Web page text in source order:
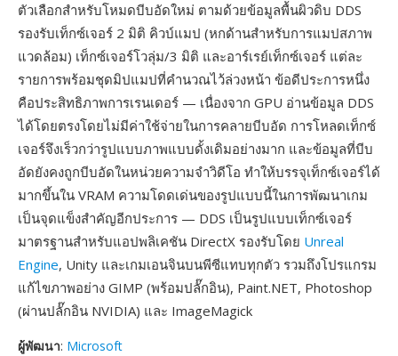
ตัวเลือกสำหรับโหมดบีบอัดใหม่ ตามด้วยข้อมูลพื้นผิวดิบ DDS
รองรับเท็กซ์เจอร์ 2 มิติ คิวบ์แมป (หกด้านสำหรับการแมปสภาพ
แวดล้อม) เท็กซ์เจอร์โวลุ่ม/3 มิติ และอาร์เรย์เท็กซ์เจอร์ แต่ละ
รายการพร้อมชุดมิปแมปที่คำนวณไว้ล่วงหน้า ข้อดีประการหนึ่ง
คือประสิทธิภาพการเรนเดอร์ — เนื่องจาก GPU อ่านข้อมูล DDS
ได้โดยตรงโดยไม่มีค่าใช้จ่ายในการคลายบีบอัด การโหลดเท็กซ์
เจอร์จึงเร็วกว่ารูปแบบภาพแบบดั้งเดิมอย่างมาก และข้อมูลที่บีบ
อัดยังคงถูกบีบอัดในหน่วยความจำวิดีโอ ทำให้บรรจุเท็กซ์เจอร์ได้
มากขึ้นใน VRAM ความโดดเด่นของรูปแบบนี้ในการพัฒนาเกม
เป็นจุดแข็งสำคัญอีกประการ — DDS เป็นรูปแบบเท็กซ์เจอร์
มาตรฐานสำหรับแอปพลิเคชัน DirectX รองรับโดย Unreal
Engine, Unity และเกมเอนจินบนพีซีแทบทุกตัว รวมถึงโปรแกรม
แก้ไขภาพอย่าง GIMP (พร้อมปลั๊กอิน), Paint.NET, Photoshop
(ผ่านปลั๊กอิน NVIDIA) และ ImageMagick
ผู้พัฒนา: Microsoft